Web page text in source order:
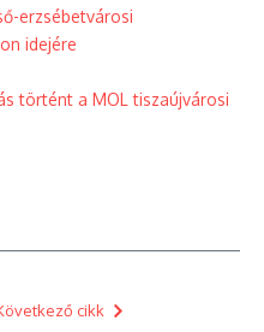
erzsébetvárosi
idejére
történt a MOL tiszaújvárosi
cikk